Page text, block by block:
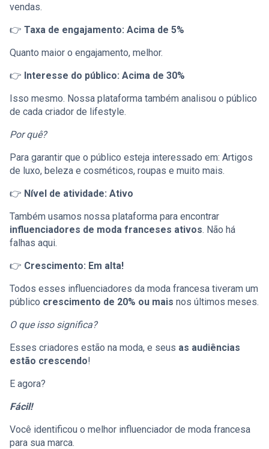
vendas.
👉 Taxa de engajamento: Acima de 5%
Quanto maior o engajamento, melhor.
👉 Interesse do público: Acima de 30%
Isso mesmo. Nossa plataforma também analisou o público
de cada criador de lifestyle.
Por quê?
Para garantir que o público esteja interessado em: Artigos
de luxo, beleza e cosméticos, roupas e muito mais.
👉 Nível de atividade: Ativo
Também usamos nossa plataforma para encontrar
influenciadores de moda franceses ativos. Não há
falhas aqui.
👉 Crescimento: Em alta!
Todos esses influenciadores da moda francesa tiveram um
público crescimento de 20% ou mais nos últimos meses.
O que isso significa?
Esses criadores estão na moda, e seus as audiências
estão crescendo!
E agora?
Fácil!
Você identificou o melhor influenciador de moda francesa
para sua marca.